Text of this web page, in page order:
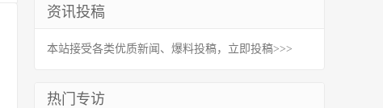
资讯投稿
本站接受各类优质新闻、爆料投稿，立即投稿>>>
热门专访